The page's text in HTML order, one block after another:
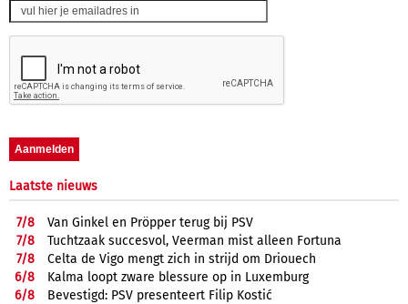
Laatste nieuws
7/8
Van Ginkel en Pröpper terug bij PSV
7/8
Tuchtzaak succesvol, Veerman mist alleen Fortuna
7/8
Celta de Vigo mengt zich in strijd om Driouech
6/8
Kalma loopt zware blessure op in Luxemburg
6/8
Bevestigd: PSV presenteert Filip Kostić